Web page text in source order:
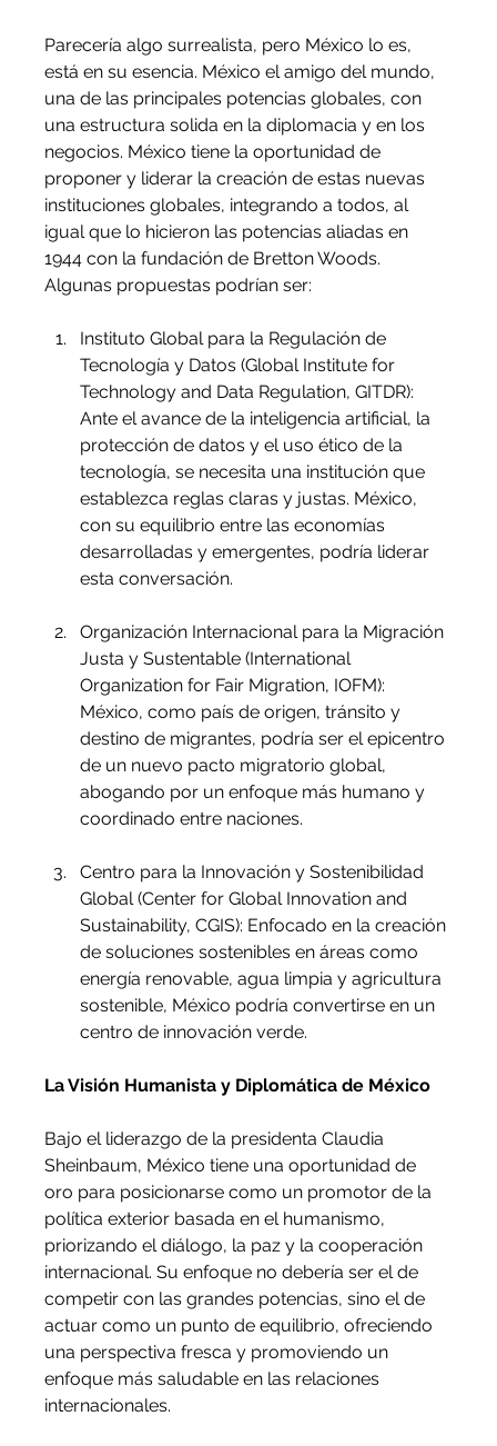
Parecería algo surrealista, pero México lo es,
está en su esencia. México el amigo del mundo,
una de las principales potencias globales, con
una estructura solida en la diplomacia y en los
negocios. México tiene la oportunidad de
proponer y liderar la creación de estas nuevas
instituciones globales, integrando a todos, al
igual que lo hicieron las potencias aliadas en
1944 con la fundación de Bretton Woods.
Algunas propuestas podrían ser:
Instituto Global para la Regulación de
Tecnología y Datos (Global Institute for
Technology and Data Regulation, GITDR):
Ante el avance de la inteligencia artificial, la
protección de datos y el uso ético de la
tecnología, se necesita una institución que
establezca reglas claras y justas. México,
con su equilibrio entre las economías
desarrolladas y emergentes, podría liderar
esta conversación.
Organización Internacional para la Migración
Justa y Sustentable (International
Organization for Fair Migration, IOFM):
México, como país de origen, tránsito y
destino de migrantes, podría ser el epicentro
de un nuevo pacto migratorio global,
abogando por un enfoque más humano y
coordinado entre naciones.
Centro para la Innovación y Sostenibilidad
Global (Center for Global Innovation and
Sustainability, CGIS): Enfocado en la creación
de soluciones sostenibles en áreas como
energía renovable, agua limpia y agricultura
sostenible, México podría convertirse en un
centro de innovación verde.
La Visión Humanista y Diplomática de México
Bajo el liderazgo de la presidenta Claudia
Sheinbaum, México tiene una oportunidad de
oro para posicionarse como un promotor de la
política exterior basada en el humanismo,
priorizando el diálogo, la paz y la cooperación
internacional. Su enfoque no debería ser el de
competir con las grandes potencias, sino el de
actuar como un punto de equilibrio, ofreciendo
una perspectiva fresca y promoviendo un
enfoque más saludable en las relaciones
internacionales.